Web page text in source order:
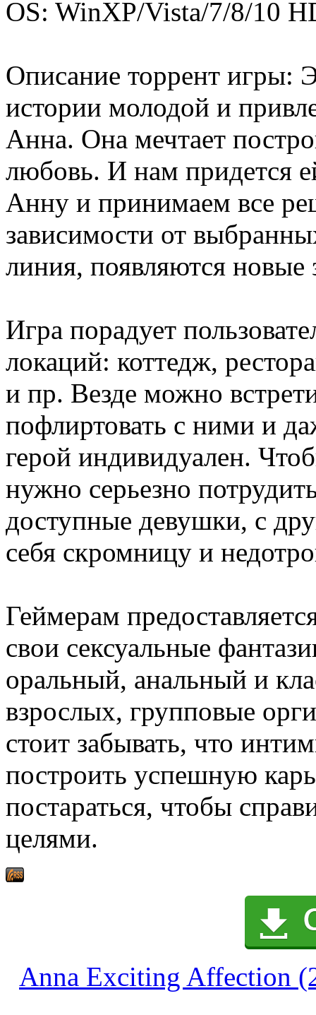
OS: WinXP/Vista/7/8/10
Описание торрент игры:
истории молодой и
Анна. Она мечтает
любовь. И нам придется
Анну и принимаем все
зависимости от
линия, появляются новые
Игра порадует
локаций: коттедж,
и пр. Везде можно
пофлиртовать с ними и
герой индивидуален.
нужно серьезно
доступные девушки, с
себя скромницу и
Геймерам
свои сексуальные
оральный, анальный и
взрослых, групповые
стоит забывать, что
построить успешную
постараться, чтобы
целями.
Anna Exciting Affection